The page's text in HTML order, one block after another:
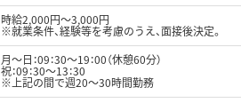
時給2,000円～3,000円
※就業条件、経験等を考慮のうえ、面接後決定。
月～日：09：30～19：00（休憩60分）
祝：09：30～13：30
※上記の間で週20～30時間勤務